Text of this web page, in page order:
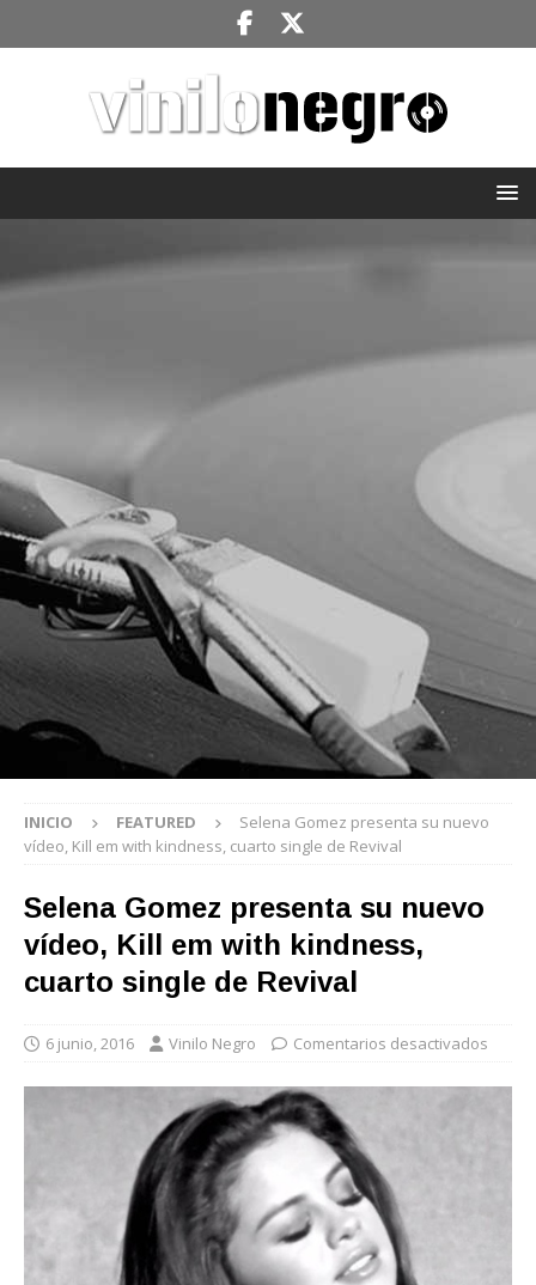
INICIO FEATURED
Selena Gomez presenta su nuevo
vídeo, Kill em with kindness, cuarto single de Revival
Selena Gomez presenta su nuevo
vídeo, Kill em with kindness,
cuarto single de Revival
6 junio, 2016 Vinilo Negro Comentarios desactivados